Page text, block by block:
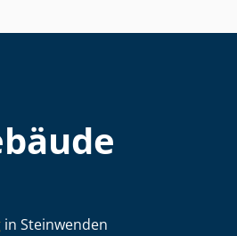
in Steinwenden